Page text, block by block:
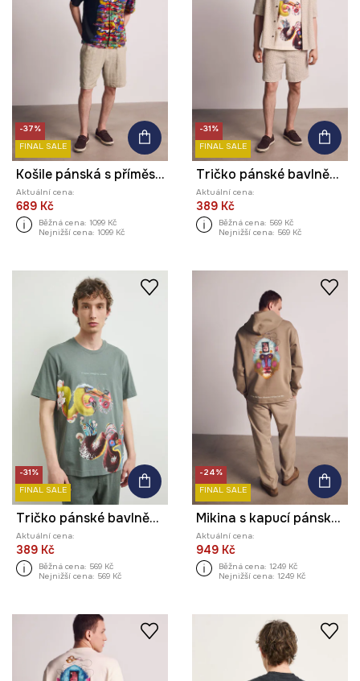
-37%
FINAL SALE
Košile pánská s příměsí lnu z kolekce Kit Mizeres x Medicine
Aktuální cena:
689 Kč
Běžná cena: 1099 Kč
Nejnižší cena: 1099 Kč
-31%
FINAL SALE
Tričko pánské bavlněné z kolekce Kit Mizeres x Medicine
Aktuální cena:
389 Kč
Běžná cena: 569 Kč
Nejnižší cena: 569 Kč
-31%
FINAL SALE
Tričko pánské bavlněné z kolekce Kit Mizeres x Medicine
Aktuální cena:
389 Kč
Běžná cena: 569 Kč
Nejnižší cena: 569 Kč
-24%
FINAL SALE
Mikina s kapucí pánská se zvířecím vzorem z kolekce Kit Mizeres x Medicine
Aktuální cena:
949 Kč
Běžná cena: 1249 Kč
Nejnižší cena: 1249 Kč